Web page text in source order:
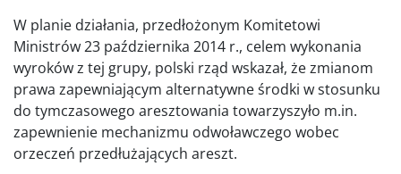
W planie działania, przedłożonym Komitetowi
Ministrów 23 października 2014 r., celem wykonania
wyroków z tej grupy, polski rząd wskazał, że zmianom
prawa zapewniającym alternatywne środki w stosunku
do tymczasowego aresztowania towarzyszyło m.in.
zapewnienie mechanizmu odwoławczego wobec
orzeczeń przedłużających areszt.